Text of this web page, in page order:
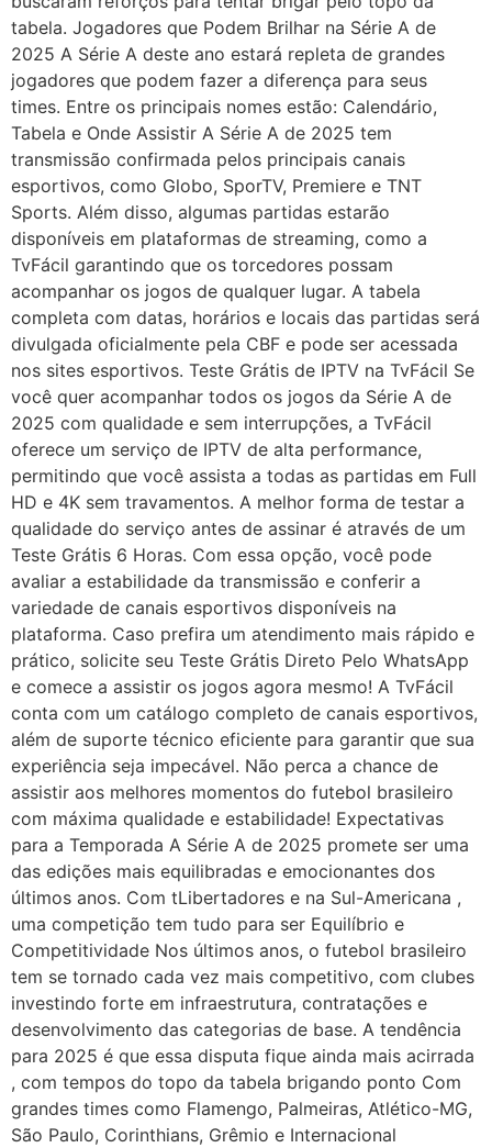
tabela. Jogadores que Podem Brilhar na Série A de
2025 A Série A deste ano estará repleta de grandes
jogadores que podem fazer a diferença para seus
times. Entre os principais nomes estão: Calendário,
Tabela e Onde Assistir A Série A de 2025 tem
transmissão confirmada pelos principais canais
esportivos, como Globo, SporTV, Premiere e TNT
Sports. Além disso, algumas partidas estarão
disponíveis em plataformas de streaming, como a
TvFácil garantindo que os torcedores possam
acompanhar os jogos de qualquer lugar. A tabela
completa com datas, horários e locais das partidas será
divulgada oficialmente pela CBF e pode ser acessada
nos sites esportivos. Teste Grátis de IPTV na TvFácil Se
você quer acompanhar todos os jogos da Série A de
2025 com qualidade e sem interrupções, a TvFácil
oferece um serviço de IPTV de alta performance,
permitindo que você assista a todas as partidas em Full
HD e 4K sem travamentos. A melhor forma de testar a
qualidade do serviço antes de assinar é através de um
Teste Grátis 6 Horas. Com essa opção, você pode
avaliar a estabilidade da transmissão e conferir a
variedade de canais esportivos disponíveis na
plataforma. Caso prefira um atendimento mais rápido e
prático, solicite seu Teste Grátis Direto Pelo WhatsApp
e comece a assistir os jogos agora mesmo! A TvFácil
conta com um catálogo completo de canais esportivos,
além de suporte técnico eficiente para garantir que sua
experiência seja impecável. Não perca a chance de
assistir aos melhores momentos do futebol brasileiro
com máxima qualidade e estabilidade! Expectativas
para a Temporada A Série A de 2025 promete ser uma
das edições mais equilibradas e emocionantes dos
últimos anos. Com tLibertadores e na Sul-Americana ,
uma competição tem tudo para ser Equilíbrio e
Competitividade Nos últimos anos, o futebol brasileiro
tem se tornado cada vez mais competitivo, com clubes
investindo forte em infraestrutura, contratações e
desenvolvimento das categorias de base. A tendência
para 2025 é que essa disputa fique ainda mais acirrada
, com tempos do topo da tabela brigando ponto Com
grandes times como Flamengo, Palmeiras, Atlético-MG,
São Paulo, Corinthians, Grêmio e Internacional